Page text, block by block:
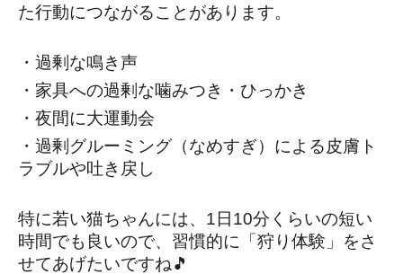
た行動につながることがあります。
・過剰な鳴き声
・家具への過剰な噛みつき・ひっかき
・夜間に大運動会
・過剰グルーミング（なめすぎ）による皮膚ト
ラブルや吐き戻し
特に若い猫ちゃんには、1日10分くらいの短い
時間でも良いので、習慣的に「狩り体験」をさ
せてあげたいですね🎵